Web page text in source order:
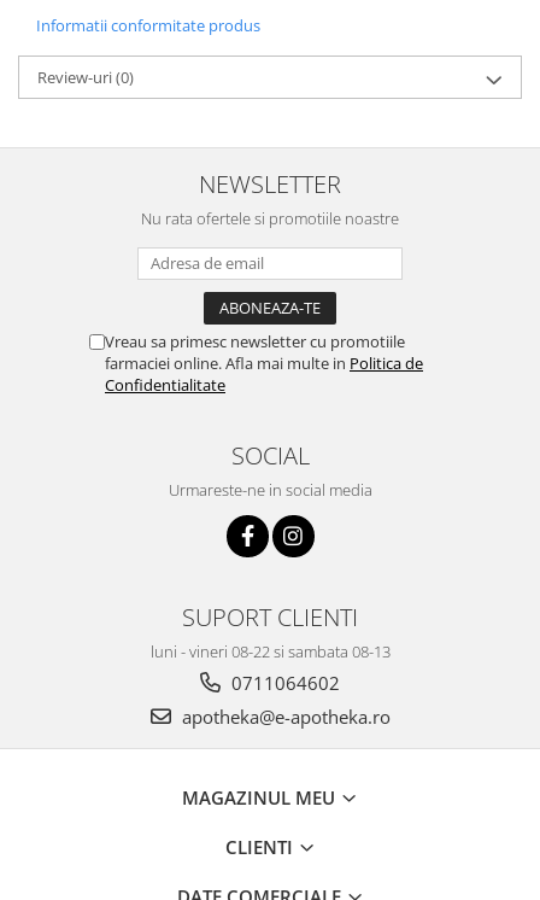
Informatii conformitate produs
Review-uri(0)
NEWSLETTER
Nu rata ofertele si promotiile noastre
Vreau sa primesc newsletter cu promotiile
farmaciei online. Afla mai multe in Politica de
Confidentialitate
SOCIAL
Urmareste-ne in social media
SUPORT CLIENTI
luni - vineri 08-22 si sambata 08-13
0711064602
apotheka@e-apotheka.ro
MAGAZINUL MEU
CLIENTI